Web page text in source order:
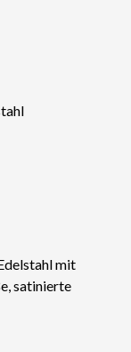
mit
satinierte